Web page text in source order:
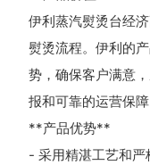
伊利蒸汽熨烫台经
熨烫流程。伊利的
势，确保客户满意
报和可靠的运营保障
**产品优势**
- 采用精湛工艺和